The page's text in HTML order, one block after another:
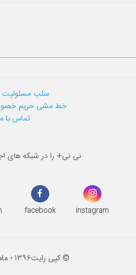
سلب مسئولیت
خط مشی حریم
تماس با
نی نی+ را در شبکه های
facebook instagram
© کپی رایت۱۳۹۶ ؛